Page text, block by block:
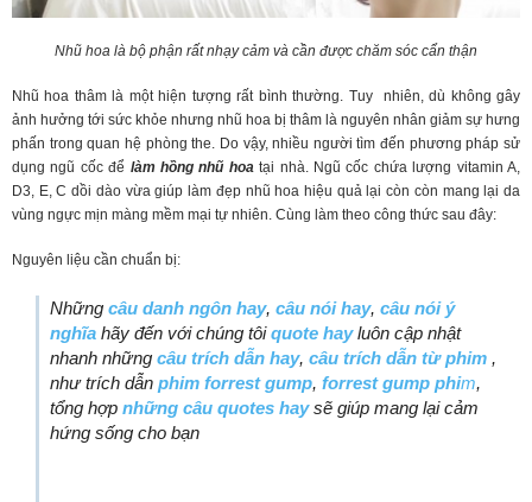
Nhũ hoa là bộ phận rất nhạy cảm và cần được chăm sóc cẩn thận
Nhũ hoa thâm là một hiện tượng rất bình thường. Tuy nhiên, dù không gây
ảnh hưởng tới sức khỏe nhưng nhũ hoa bị thâm là nguyên nhân giảm sự hưng
phấn trong quan hệ phòng the. Do vậy, nhiều người tìm đến phương pháp sử
dụng ngũ cốc để làm hồng nhũ hoa tại nhà. Ngũ cốc chứa lượng vitamin A,
D3, E, C dồi dào vừa giúp làm đẹp nhũ hoa hiệu quả lại còn còn mang lại da
vùng ngực mịn màng mềm mại tự nhiên. Cùng làm theo công thức sau đây:
Nguyên liệu cần chuẩn bị:
Những câu danh ngôn hay, câu nói hay, câu nói ý
nghĩa hãy đến với chúng tôiquote hayluôn cập nhật
nhanh những câu trích dẫn hay, câu trích dẫn từ phim ,
như trích dẫn phim forrest gump, forrest gump phim,
tổng hợp những câu quotes hay sẽ giúp mang lại cảm
hứng sống cho bạn